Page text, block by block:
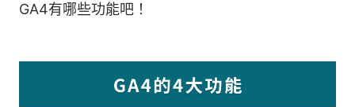
GA4有哪些功能吧！